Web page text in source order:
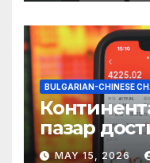
BULGARIAN-CHINESE
пазар
връх
MAY 15, 2026